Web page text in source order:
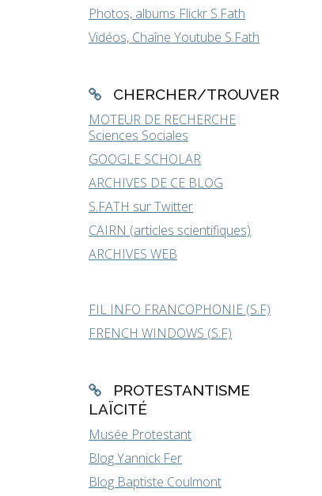
Photos, albums Flickr S.Fath
Vidéos, Chaîne Youtube S.Fath
CHERCHER/TROUVER
MOTEUR DE RECHERCHE
Sciences Sociales
GOOGLE SCHOLAR
ARCHIVES DE CE BLOG
S.FATH sur Twitter
CAIRN (articles scientifiques)
ARCHIVES WEB
FIL INFO FRANCOPHONIE (S.F)
FRENCH WINDOWS (S.F)
PROTESTANTISME
LAÏCITÉ
Musée Protestant
Blog Yannick Fer
Blog Baptiste Coulmont